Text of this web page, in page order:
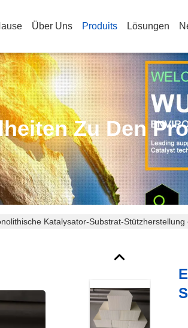
Über Uns Produits Lösungen
Zu Den
Katalysator-Substrat-